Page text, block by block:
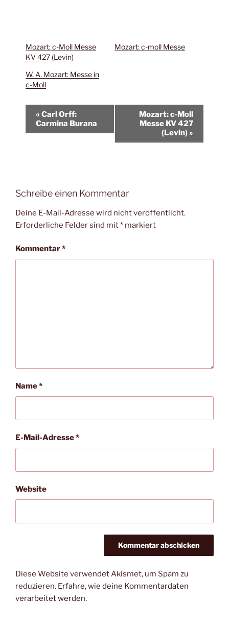
Mozart: c-Moll Messe
KV 427 (Levin)
Mozart: c-moll Messe
W. A. Mozart: Messe in
c-Moll
r
t
a
l
t
n
t
o
« Carl Orff:
Carmina Burana
Mozart: c-Moll
Messe KV 427
(Levin) »
Schreibe einen Kommentar
Deine E-Mail-Adresse wird nicht veröffentlicht.
Erforderliche Felder sind mit* markiert
Kommentar*
Name*
E-Mail-Adresse*
Website
Diese Website verwendet Akismet, um Spam zu
reduzieren. Erfahre, wie deine Kommentardaten
verarbeitet werden.